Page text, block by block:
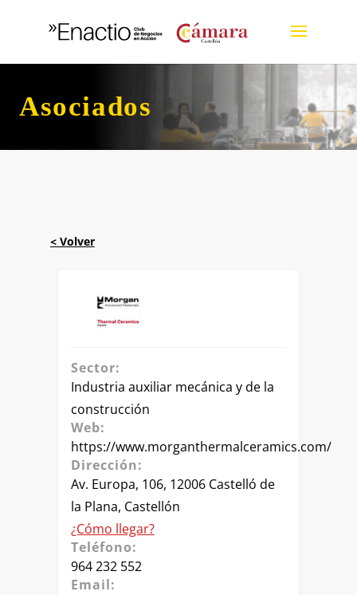
Asociados
Sector:
Industria auxiliar mecánica y de la
construcción
Web:
https://www.morganthermalceramics.com/
Dirección:
Av. Europa, 106, 12006 Castelló de
la Plana, Castellón
¿Cómo llegar?
Teléfono:
964 232 552
Email: